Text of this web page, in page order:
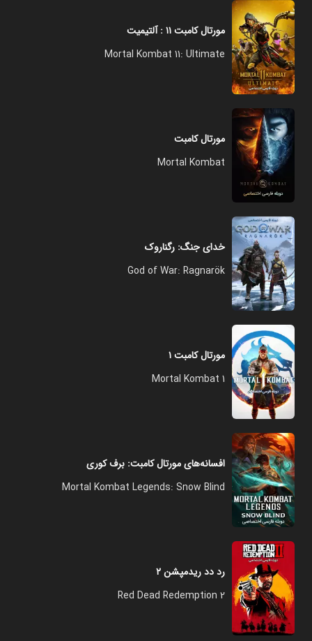
مورتال کامبت ۱۱ : آلتیمیت
Mortal Kombat 11: Ultimate
مورتال کامبت
Mortal Kombat
خدای جنگ: رگناروک
God of War: Ragnarök
مورتال کامبت ۱
Mortal Kombat 1
افسانه‌های مورتال کامبت: برف کوری
Mortal Kombat Legends: Snow Blind
رد دد ریدمپشن ۲
Red Dead Redemption 2